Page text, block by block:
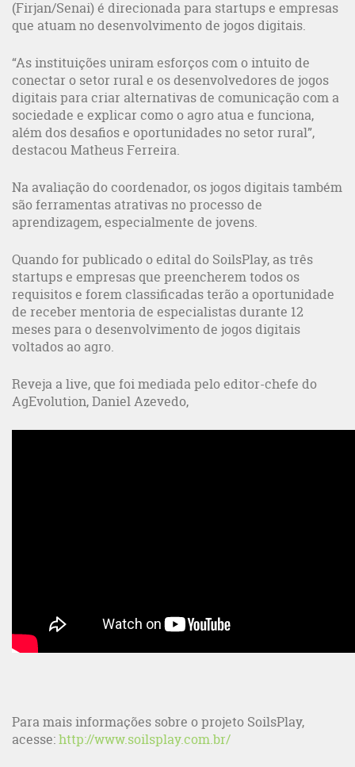
(Firjan/Senai) é direcionada para startups e empresas
que atuam no desenvolvimento de jogos digitais.
“As instituições uniram esforços com o intuito de
conectar o setor rural e os desenvolvedores de jogos
digitais para criar alternativas de comunicação com a
sociedade e explicar como o agro atua e funciona,
além dos desafios e oportunidades no setor rural”,
destacou Matheus Ferreira.
Na avaliação do coordenador, os jogos digitais também
são ferramentas atrativas no processo de
aprendizagem, especialmente de jovens.
Quando for publicado o edital do SoilsPlay, as três
startups e empresas que preencherem todos os
requisitos e forem classificadas terão a oportunidade
de receber mentoria de especialistas durante 12
meses para o desenvolvimento de jogos digitais
voltados ao agro.
Reveja a live, que foi mediada pelo editor-chefe do
AgEvolution, Daniel Azevedo,
Para mais informações sobre o projeto SoilsPlay,
acesse:http://www.soilsplay.com.br/